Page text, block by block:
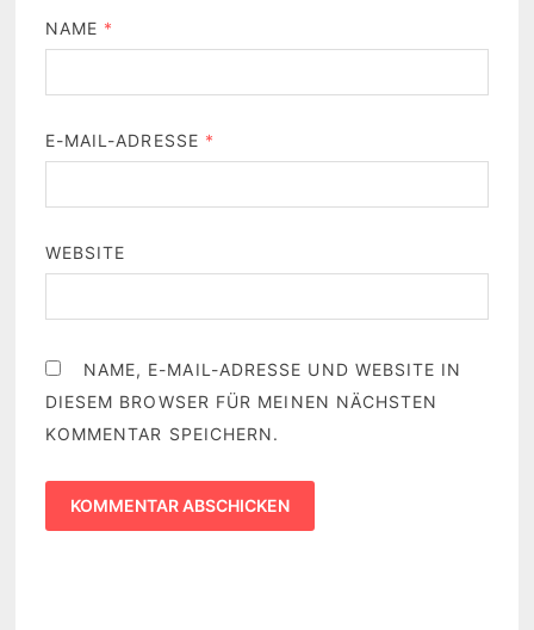
NAME *
E-MAIL-ADRESSE *
WEBSITE
NAME, E-MAIL-ADRESSE UND WEBSITE IN
DIESEM BROWSER FÜR MEINEN NÄCHSTEN
KOMMENTAR SPEICHERN.